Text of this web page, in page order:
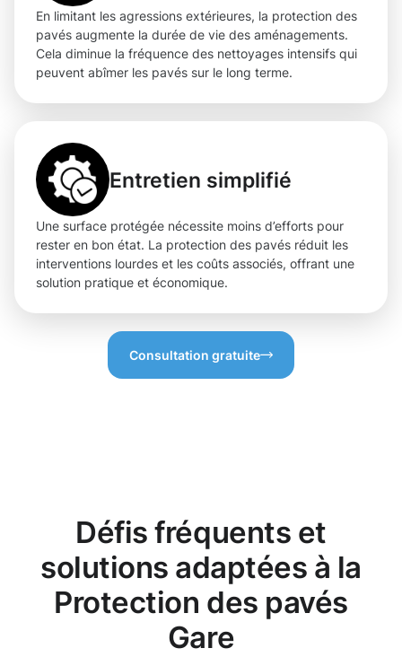
En limitant les agressions extérieures, la protection des
pavés augmente la durée de vie des aménagements.
Cela diminue la fréquence des nettoyages intensifs qui
peuvent abîmer les pavés sur le long terme.
Entretien simplifié
Une surface protégée nécessite moins d’efforts pour
rester en bon état. La protection des pavés réduit les
interventions lourdes et les coûts associés, offrant une
solution pratique et économique.
Consultation gratuite
Défis fréquents et
solutions adaptées à la
Protection des pavés
Gare